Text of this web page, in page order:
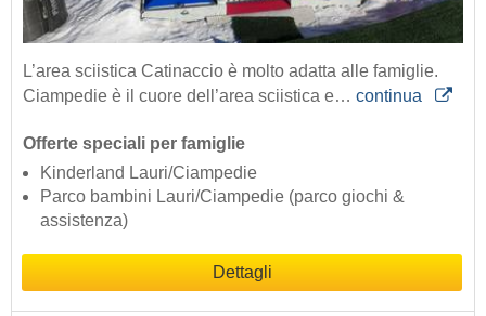
L’area sciistica Catinaccio è molto adatta alle famiglie.
Ciampedie è il cuore dell’area sciistica e… continua
Offerte speciali per famiglie
Kinderland Lauri/Ciampedie
Parco bambini Lauri/Ciampedie (parco giochi &
assistenza)
Dettagli